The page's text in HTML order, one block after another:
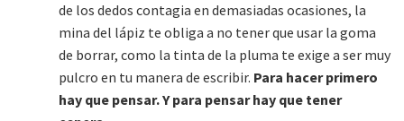
de los dedos contagia en demasiadas ocasiones, la
mina del lápiz te obliga a no tener que usar la goma
de borrar, como la tinta de la pluma te exige a ser muy
pulcro en tu manera de escribir. Para hacer primero
hay que pensar. Y para pensar hay que tener